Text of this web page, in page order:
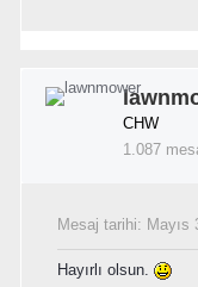
CHW
1.087
Mesaj tarihi: Mayıs
Hayırlı olsun.